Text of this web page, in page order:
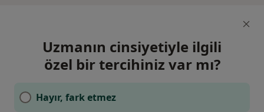
Uzmanın cinsiyetiyle ilgili
özel bir tercihiniz var mı?
Hayır, fark etmez